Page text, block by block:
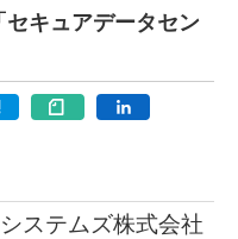
キュアデータセン
ステムズ株式会社